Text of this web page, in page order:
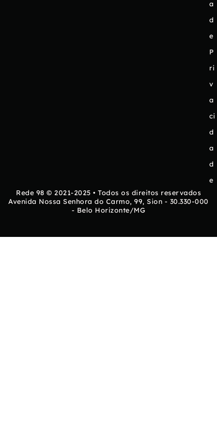
a
d
e
P
ri
v
a
ci
d
a
d
e
Rede 98 © 2021-2025 • Todos os direitos reservados
Avenida Nossa Senhora do Carmo, 99, Sion - 30.330-000
- Belo Horizonte/MG